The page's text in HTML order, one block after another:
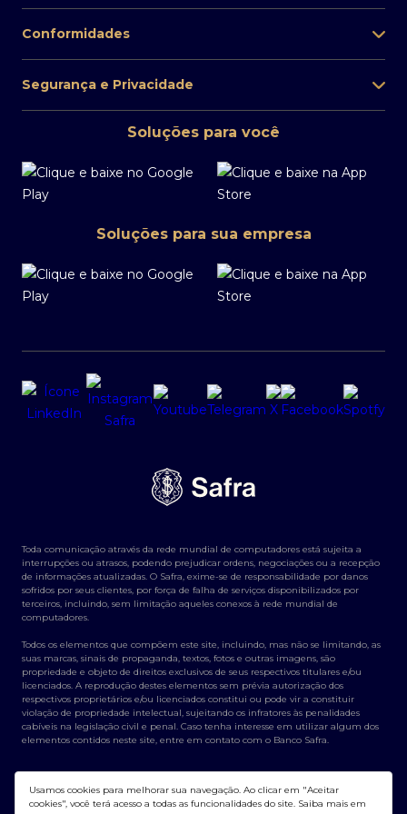
Atendimento aos portadores de Necessidades
Especiais Auditivas e de Fala:
0800 727 7555
Disponível de 2ª a 6ª, das 9h às 18h, exceto feriado.
Atendimento exclusivo pelo WhatsApp
Assistente Virtual de 2ª a 6ª, das 8h às 20h exceto
feriados. Você conta com o Atendimento
Humanizado de 2ª a 6ª, das 9h às 18h exceto
Conformidades
Segurança e Privacidade
Soluções para você
Soluções para sua empresa
Toda comunicação através da rede mundial de computadores está sujeita a
interrupções ou atrasos, podendo prejudicar ordens, negociações ou a recepção
de informações atualizadas. O Safra, exime-se de responsabilidade por danos
sofridos por seus clientes, por força de falha de serviços disponibilizados por
terceiros, incluindo, sem limitação aqueles conexos à rede mundial de
computadores.
Todos os elementos que compõem este site, incluindo, mas não se limitando, as
suas marcas, sinais de propaganda, textos, fotos e outras imagens, são
propriedade e objeto de direitos exclusivos de seus respectivos titulares e/ou
licenciados. A reprodução destes elementos sem prévia autorização dos
respectivos proprietários e/ou licenciados constitui ou pode vir a constituir
violação de propriedade intelectual, sujeitando os infratores às penalidades
cabíveis na legislação civil e penal. Caso tenha interesse em utilizar algum dos
elementos contidos neste site, entre em contato com o Banco Safra.
Usamos cookies para melhorar sua navegação. Ao clicar em "Aceitar
cookies", você terá acesso a todas as funcionalidades do site. Saiba mais em